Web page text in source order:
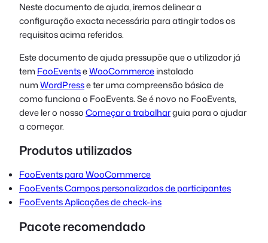
Neste documento de ajuda, iremos delinear a
configuração exacta necessária para atingir todos os
requisitos acima referidos.
Este documento de ajuda pressupõe que o utilizador já
tem FooEventseWooCommerceinstalado
numWordPresse ter uma compreensão básica de
como funciona o FooEvents. Se é novo no FooEvents,
deve ler o nossoComeçar a trabalharguia para o ajudar
a começar.
Produtos utilizados
FooEvents para WooCommerce
FooEvents Campos personalizados de participantes
FooEvents Aplicações de check-ins
Pacote recomendado